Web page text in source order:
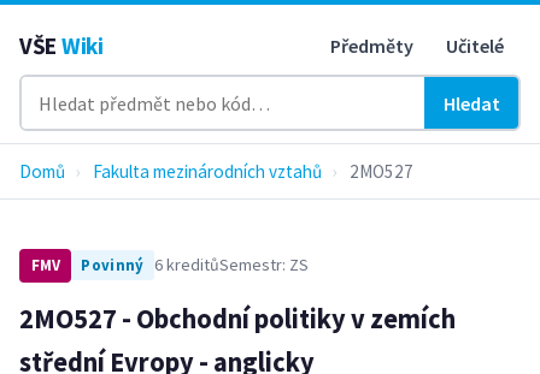
VŠE Wiki Předměty Učitelé
Hledat
Domů › Fakulta mezinárodních vztahů › 2MO527
FMV Povinný 6 kreditůSemestr: ZS
2MO527 - Obchodní politiky v zemích
střední Evropy - anglicky